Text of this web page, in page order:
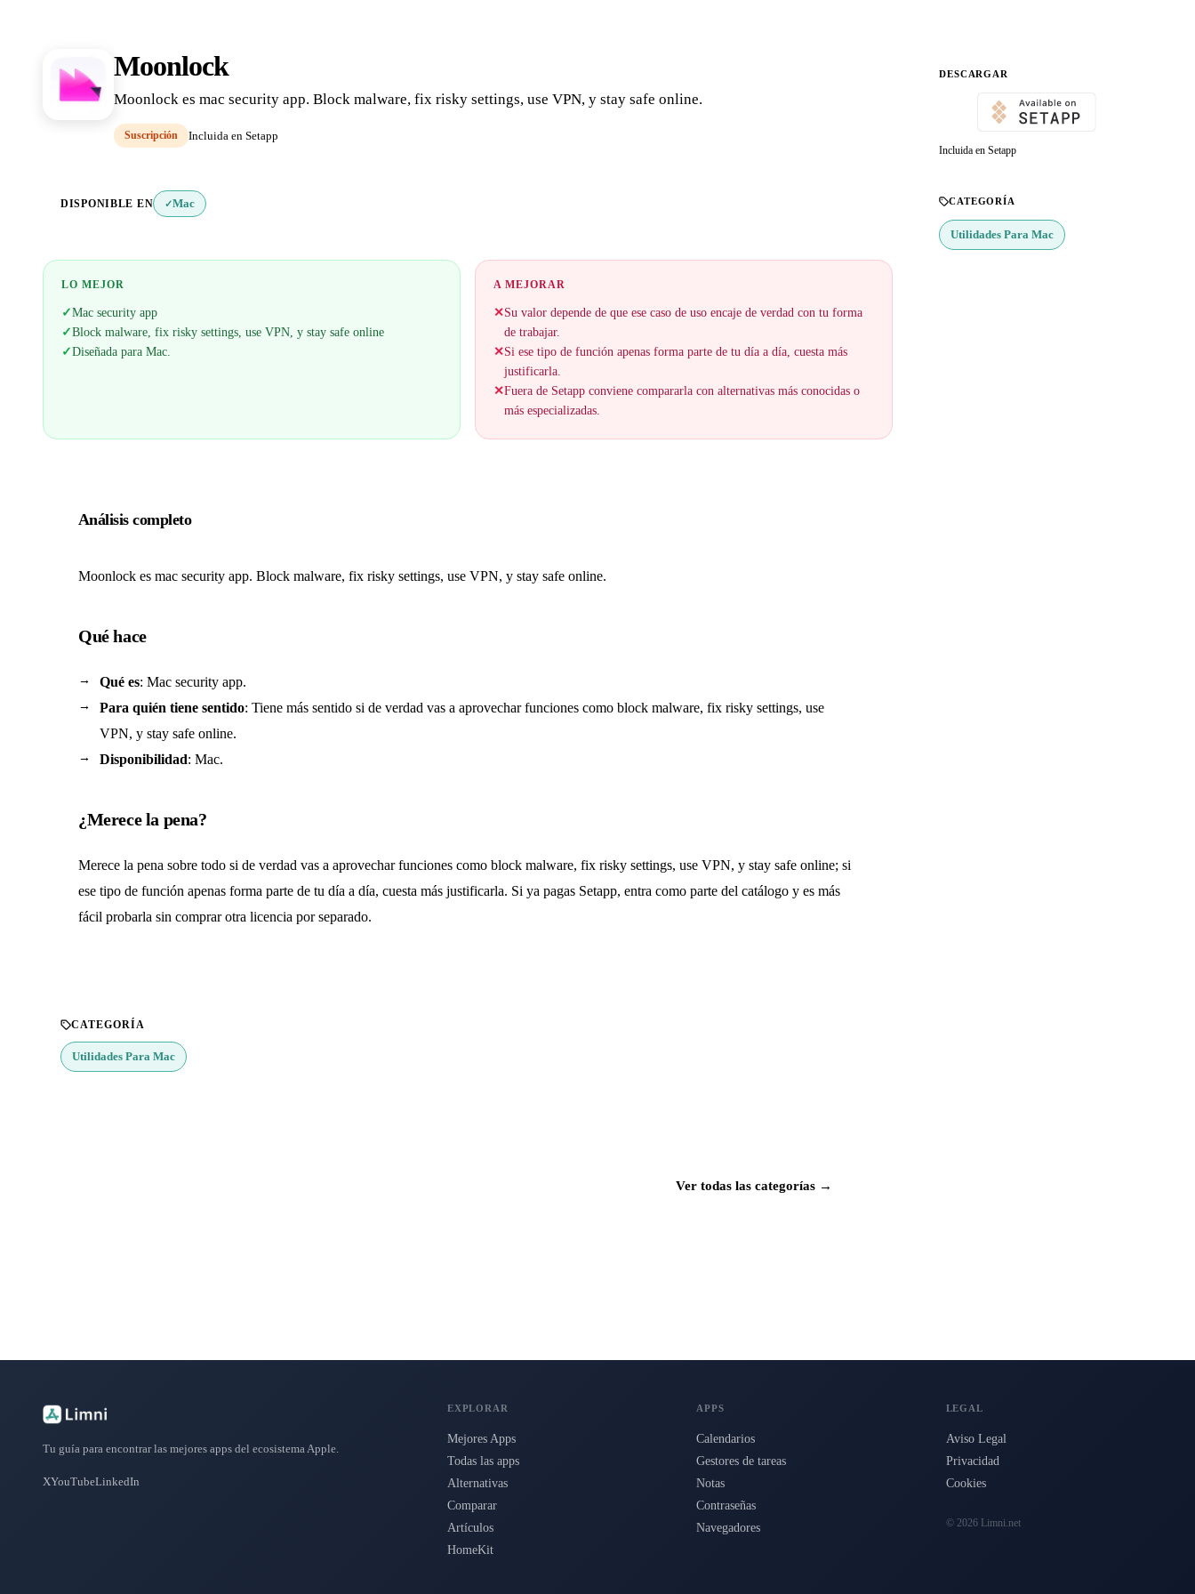
Moonlock
Moonlock es mac security app. Block malware, fix risky settings, use VPN, y stay safe online.
Suscripción Incluida en Setapp
DISPONIBLE EN ✓Mac
LO MEJOR
✓Mac security app
✓Block malware, fix risky settings, use VPN, y stay safe online
✓Diseñada para Mac.
A MEJORAR
✕Su valor depende de que ese caso de uso encaje de verdad con tu forma
de trabajar.
✕Si ese tipo de función apenas forma parte de tu día a día, cuesta más
justificarla.
✕Fuera de Setapp conviene compararla con alternativas más conocidas o
más especializadas.
Análisis completo
Moonlock es mac security app. Block malware, fix risky settings, use VPN, y stay safe online.
Qué hace
Qué es: Mac security app.
Para quién tiene sentido: Tiene más sentido si de verdad vas a aprovechar funciones como block malware, fix risky settings, use
VPN, y stay safe online.
Disponibilidad: Mac.
¿Merece la pena?
Merece la pena sobre todo si de verdad vas a aprovechar funciones como block malware, fix risky settings, use VPN, y stay safe online; si
ese tipo de función apenas forma parte de tu día a día, cuesta más justificarla. Si ya pagas Setapp, entra como parte del catálogo y es más
fácil probarla sin comprar otra licencia por separado.
CATEGORÍA
Utilidades Para Mac
Ver todas las categorías →
DESCARGAR
Incluida en Setapp
CATEGORÍA
Utilidades Para Mac
Tu guía para encontrar las mejores apps del ecosistema Apple.
XYouTubeLinkedIn
EXPLORAR
Mejores Apps
Todas las apps
Alternativas
Comparar
Artículos
HomeKit
APPS
Calendarios
Gestores de tareas
Notas
Contraseñas
Navegadores
LEGAL
Aviso Legal
Privacidad
Cookies
© 2026 Limni.net